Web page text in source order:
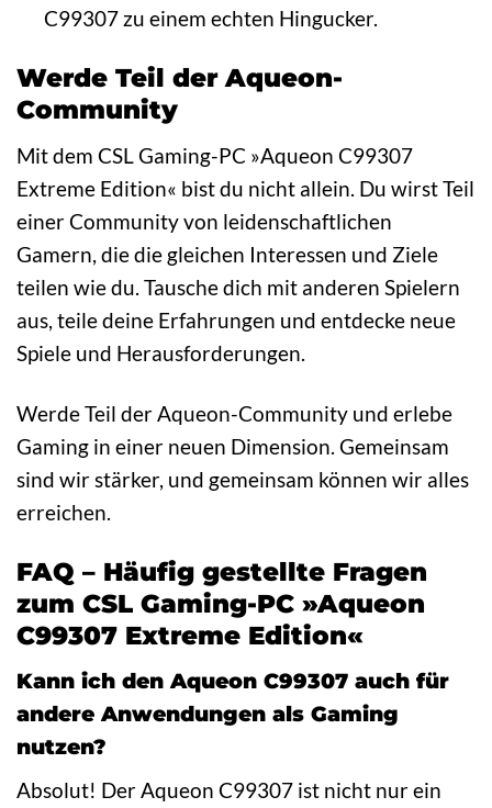
C99307 zu einem echten Hingucker.
Werde Teil der Aqueon-
Community
Mit dem CSL Gaming-PC »Aqueon C99307
Extreme Edition« bist du nicht allein. Du wirst Teil
einer Community von leidenschaftlichen
Gamern, die die gleichen Interessen und Ziele
teilen wie du. Tausche dich mit anderen Spielern
aus, teile deine Erfahrungen und entdecke neue
Spiele und Herausforderungen.
Werde Teil der Aqueon-Community und erlebe
Gaming in einer neuen Dimension. Gemeinsam
sind wir stärker, und gemeinsam können wir alles
erreichen.
FAQ – Häufig gestellte Fragen
zum CSL Gaming-PC »Aqueon
C99307 Extreme Edition«
Kann ich den Aqueon C99307 auch für
andere Anwendungen als Gaming
nutzen?
Absolut! Der Aqueon C99307 ist nicht nur ein